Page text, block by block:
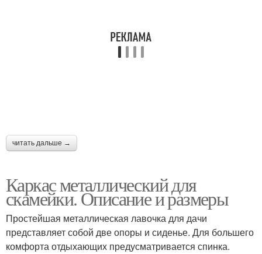
читать дальше →
Каркас металлический для
скамейки. Описание и размеры
Простейшая металлическая лавочка для дачи
представляет собой две опоры и сиденье. Для большего
комфорта отдыхающих предусматривается спинка.